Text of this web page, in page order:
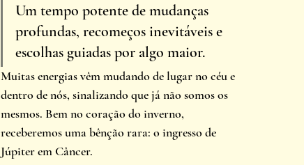
Um tempo potente de mudanças
profundas, recomeços inevitáveis e
escolhas guiadas por algo maior.
Muitas energias vêm mudando de lugar no céu e
dentro de nós, sinalizando que já não somos os
mesmos. Bem no coração do inverno,
receberemos uma bênção rara: o ingresso de
Júpiter em Câncer.